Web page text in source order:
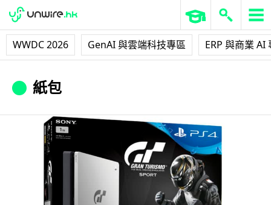
WWDC 2026 GenAI 與雲端科技專區 ERP 與商業 AI
紙包